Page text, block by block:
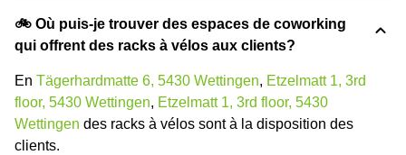
🚲 Où puis-je trouver des espaces de coworking
qui offrent des racks à vélos aux clients?
En Tägerhardmatte 6, 5430 Wettingen, Etzelmatt 1, 3rd
floor, 5430 Wettingen, Etzelmatt 1, 3rd floor, 5430
Wettingen des racks à vélos sont à la disposition des
clients.